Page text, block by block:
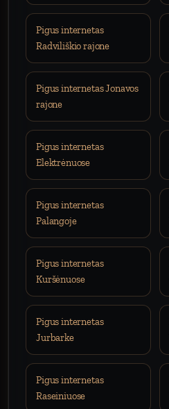
Pigus internetas
Radviliškio rajone
Pigus internetas Jonavos
rajone
Pigus internetas
Elektrėnuose
Pigus internetas
Palangoje
Pigus internetas
Kuršėnuose
Pigus internetas
Jurbarke
Pigus internetas
Raseiniuose